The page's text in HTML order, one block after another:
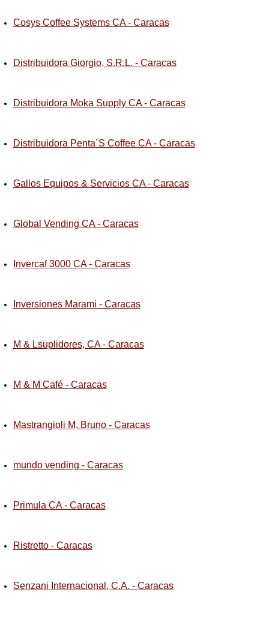
Cosys Coffee Systems CA - Caracas
Distribuidora Giorgio, S.R.L. - Caracas
Distribuidora Moka Supply CA - Caracas
Distribuidora Penta´S Coffee CA - Caracas
Gallos Equipos & Servicios CA - Caracas
Global Vending CA - Caracas
Invercaf 3000 CA - Caracas
Inversiones Marami - Caracas
M & Lsuplidores, CA - Caracas
M & M Café - Caracas
Mastrangioli M, Bruno - Caracas
mundo vending - Caracas
Primula CA - Caracas
Ristretto - Caracas
Senzani Internacional, C.A. - Caracas